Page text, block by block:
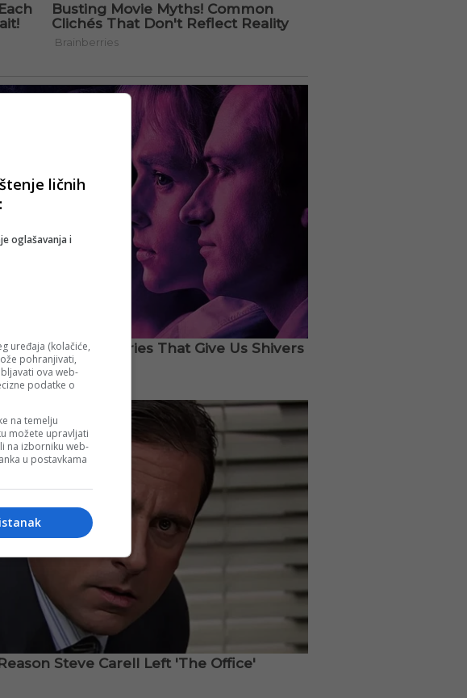
ličnih
oglašavanja i
uređaja (kolačiće,
pohranjivati,
ova web-
podatke o
na temelju
možete upravljati
na izborniku web-
u postavkama